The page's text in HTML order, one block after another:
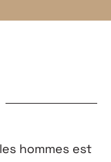
hommes est